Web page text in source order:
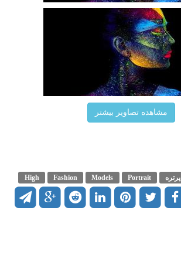
مشاهده تصاویر بیشتر
پرتره High Fashion Models Portrait